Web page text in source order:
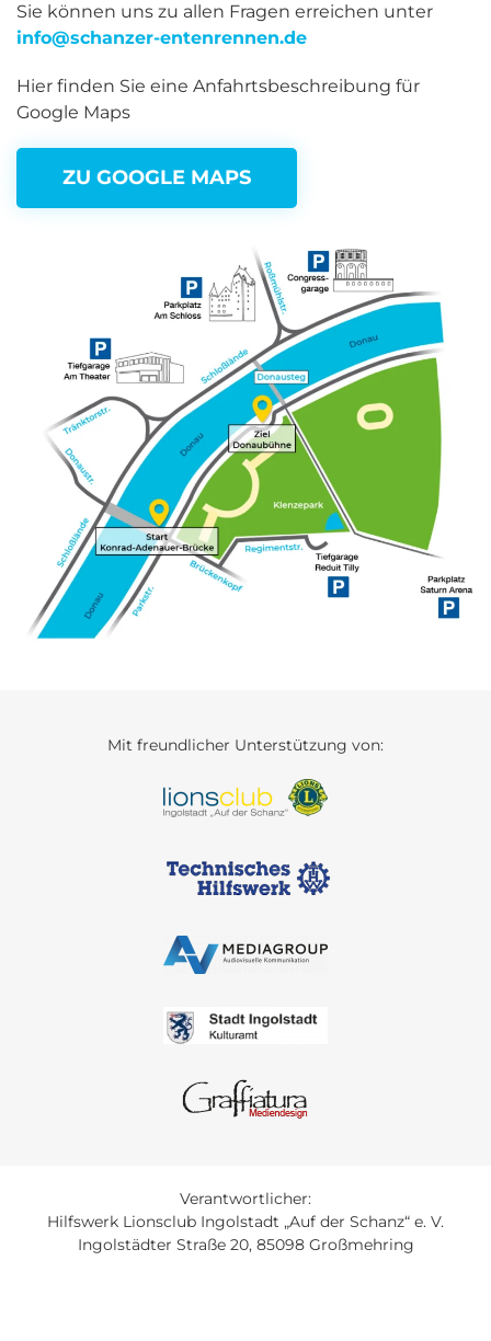
Sie können uns zu allen Fragen erreichen unter
info@schanzer-entenrennen.de
Hier finden Sie eine Anfahrtsbeschreibung für
Google Maps
ZU GOOGLE MAPS
Mit freundlicher Unterstützung von:
Verantwortlicher:
Hilfswerk Lionsclub Ingolstadt „Auf der Schanz“ e. V.
Ingolstädter Straße 20, 85098 Großmehring